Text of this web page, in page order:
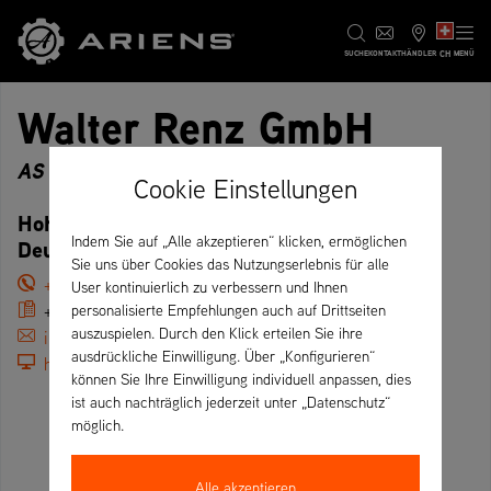
SUCHEKONTAKTHÄNDLER CH MENÜ
Walter Renz GmbH
AS 940 Sherpa RC, AS Academy, Premium
Hoher Baum Weg 10, 72202 Nagold –
Deutschland
+49 (7452) 8690740
+49 (7452) 86907420
info@renz-gartengeraete.de
http://www.renz-gartengeraete.de/
Cookie Einstellungen
Indem Sie auf „Alle akzeptieren“ klicken, ermöglichen
Sie uns über Cookies das Nutzungserlebnis für alle
User kontinuierlich zu verbessern und Ihnen
personalisierte Empfehlungen auch auf Drittseiten
auszuspielen. Durch den Klick erteilen Sie ihre
ausdrückliche Einwilligung. Über „Konfigurieren“
können Sie Ihre Einwilligung individuell anpassen, dies
ist auch nachträglich jederzeit unter „Datenschutz“
möglich.